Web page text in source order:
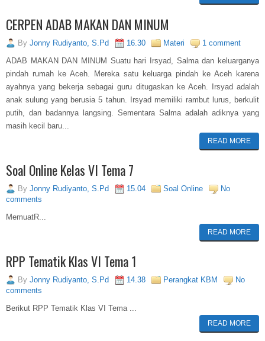
CERPEN ADAB MAKAN DAN MINUM
By Jonny Rudiyanto, S.Pd 16.30 Materi
1 comment
ADAB MAKAN DAN MINUM Suatu hari Irsyad, Salma dan keluarganya
pindah rumah ke Aceh. Mereka satu keluarga pindah ke Aceh karena
ayahnya yang bekerja sebagai guru ditugaskan ke Aceh. Irsyad adalah
anak sulung yang berusia 5 tahun. Irsyad memiliki rambut lurus, berkulit
putih, dan badannya langsing. Sementara Salma adalah adiknya yang
masih kecil baru...
READ MORE
Soal Online Kelas VI Tema 7
By Jonny Rudiyanto, S.Pd 15.04 Soal Online
No
comments
MemuatR...
READ MORE
RPP Tematik Klas VI Tema 1
By Jonny Rudiyanto, S.Pd 14.38 Perangkat KBM
No
comments
Berikut RPP Tematik Klas VI Tema ...
READ MORE